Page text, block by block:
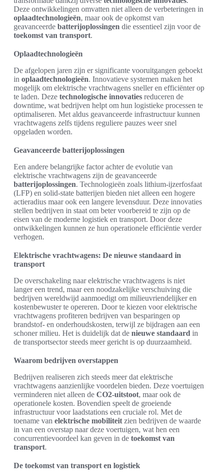
Deze ontwikkelingen omvatten niet alleen de verbeteringen in
oplaadtechnologieën, maar ook de opkomst van
geavanceerde batterijoplossingen die essentieel zijn voor de
toekomst van transport.
Oplaadtechnologieën
De afgelopen jaren zijn er significante vooruitgangen geboekt
in oplaadtechnologieën. Innovatieve systemen maken het
mogelijk om elektrische vrachtwagens sneller en efficiënter op
te laden. Deze technologische innovaties reduceren de
downtime, wat bedrijven helpt om hun logistieke processen te
optimaliseren. Met aldus geavanceerde infrastructuur kunnen
vrachtwagens zelfs tijdens reguliere pauzes weer snel
opgeladen worden.
Geavanceerde batterijoplossingen
Een andere belangrijke factor achter de evolutie van
elektrische vrachtwagens zijn de geavanceerde
batterijoplossingen. Technologieën zoals lithium-ijzerfosfaat
(LFP) en solid-state batterijen bieden niet alleen een hogere
actieradius maar ook een langere levensduur. Deze innovaties
stellen bedrijven in staat om beter voorbereid te zijn op de
eisen van de moderne logistiek en transport. Door deze
ontwikkelingen kunnen ze hun operationele efficiëntie verder
verhogen.
Elektrische vrachtwagens: De nieuwe standaard in
transport
De overschakeling naar elektrische vrachtwagens is niet
langer een trend, maar een noodzakelijke verschuiving die
bedrijven wereldwijd aanmoedigt om milieuvriendelijker en
kostenbewuster te opereren. Door te kiezen voor elektrische
vrachtwagens profiteren bedrijven van besparingen op
brandstof- en onderhoudskosten, terwijl ze bijdragen aan een
schoner milieu. Het is duidelijk dat de nieuwe standaard in
de transportsector steeds meer gericht is op duurzaamheid.
Waarom bedrijven overstappen
Bedrijven realiseren zich steeds meer dat elektrische
vrachtwagens aanzienlijke voordelen bieden. Deze voertuigen
verminderen niet alleen de CO2-uitstoot, maar ook de
operationele kosten. Bovendien speelt de groeiende
infrastructuur voor laadstations een cruciale rol. Met de
toename van elektrische mobiliteit zien bedrijven de waarde
in van een overstap naar deze voertuigen, wat hen een
concurrentievoordeel kan geven in de toekomst van
transport.
De toekomst van transport en logistiek